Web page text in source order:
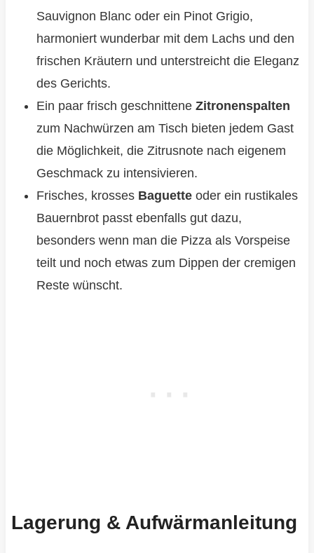
Sauvignon Blanc oder ein Pinot Grigio,
harmoniert wunderbar mit dem Lachs und den
frischen Kräutern und unterstreicht die Eleganz
des Gerichts.
Ein paar frisch geschnittene Zitronenspalten
zum Nachwürzen am Tisch bieten jedem Gast
die Möglichkeit, die Zitrusnote nach eigenem
Geschmack zu intensivieren.
Frisches, krosses Baguetteoder ein rustikales
Bauernbrot passt ebenfalls gut dazu,
besonders wenn man die Pizza als Vorspeise
teilt und noch etwas zum Dippen der cremigen
Reste wünscht.
Lagerung & Aufwärmanleitung